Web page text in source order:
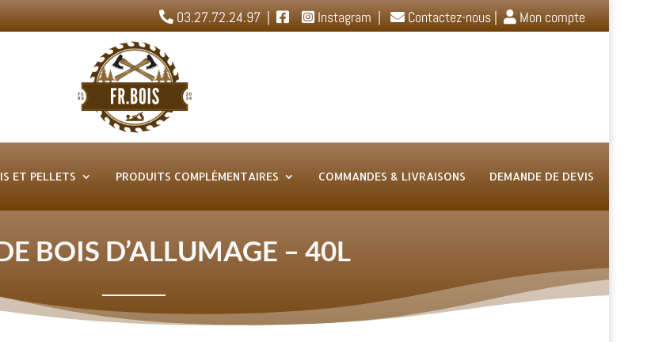
03.27.72.24.97 | Instagram| Contactez-nous| Mon compte
ET PELLETS PRODUITS COMPLÉMENTAIRES COMMANDES & LIVRAISONS DEMANDE DE DEVIS
BOIS D’ALLUMAGE – 40L